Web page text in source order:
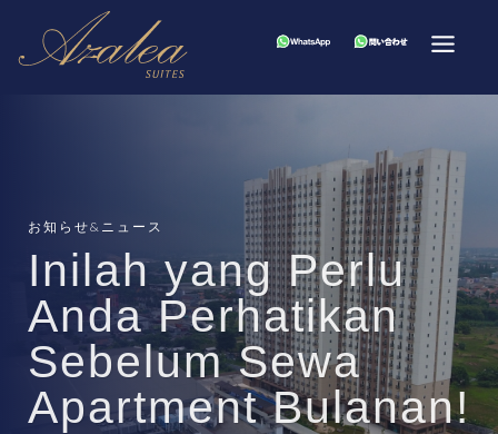
お知らせ&ニュース
Inilah yang Perlu
Anda Perhatikan
Sebelum Sewa
Apartment Bulanan!